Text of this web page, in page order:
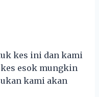
kes ini dan kami
esok mungkin
kami akan